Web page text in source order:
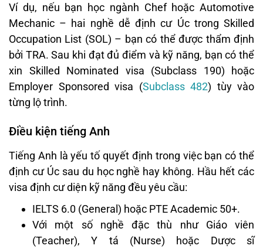
Ví dụ, nếu bạn học ngành Chef hoặc Automotive
Mechanic – hai nghề dễ định cư Úc trong Skilled
Occupation List (SOL) – bạn có thể được thẩm định
bởi TRA. Sau khi đạt đủ điểm và kỹ năng, bạn có thể
xin Skilled Nominated visa (Subclass 190) hoặc
Employer Sponsored visa (Subclass 482) tùy vào
từng lộ trình.
Điều kiện tiếng Anh
Tiếng Anh là yếu tố quyết định trong việc bạn có thể
định cư Úc sau du học nghề hay không. Hầu hết các
visa định cư diện kỹ năng đều yêu cầu:
IELTS 6.0 (General) hoặc PTE Academic 50+.
Với một số nghề đặc thù như Giáo viên
(Teacher), Y tá (Nurse) hoặc Dược sĩ